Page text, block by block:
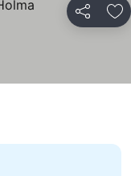
Delen